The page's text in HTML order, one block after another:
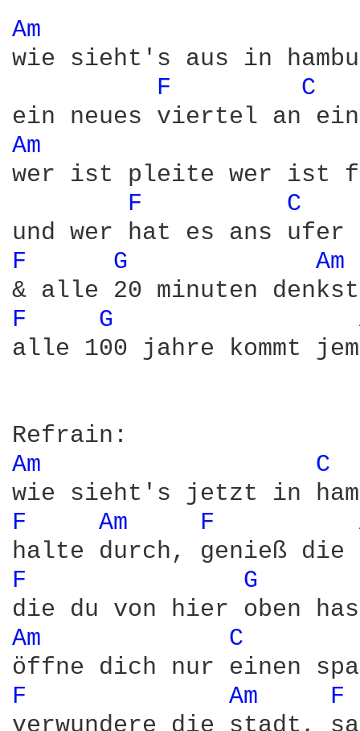
Am
wie sieht's aus in
F
C
Am
wer ist pleite wer ist
F
C
F G Am
F G
alle 100 jahre kommt
Am
C
F Am F
F G
Am C
F Am
F
verwundere die stadt,